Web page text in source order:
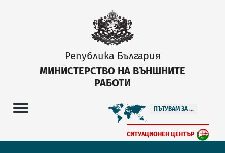
Република България
МИНИСТЕРСТВО НА ВЪНШНИТЕ
РАБОТИ
ПЪТУВАМ ЗА ...
СИТУАЦИОНЕН ЦЕНТЪР